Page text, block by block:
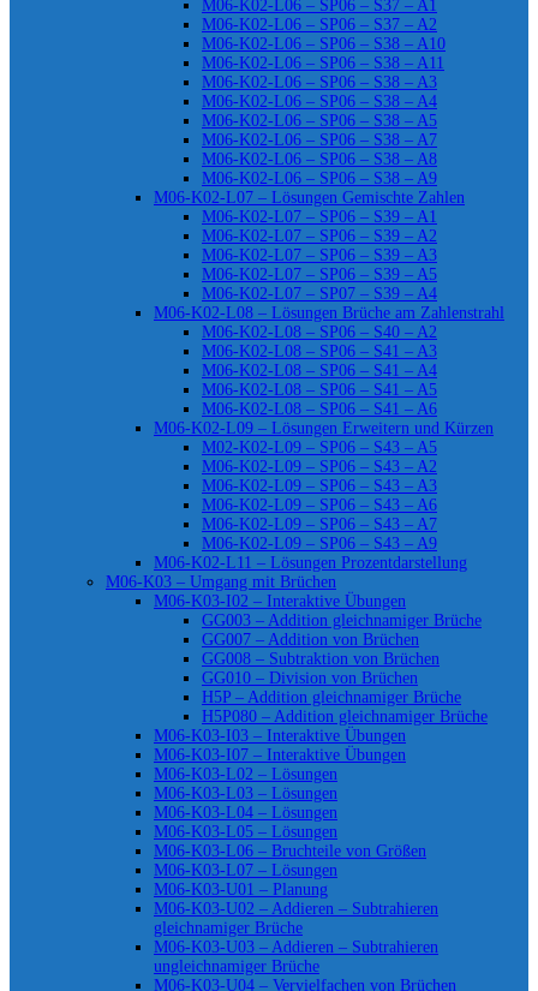
M06-K02-L06 – SP06 – S37 – A1
M06-K02-L06 – SP06 – S37 – A2
M06-K02-L06 – SP06 – S38 – A10
M06-K02-L06 – SP06 – S38 – A11
M06-K02-L06 – SP06 – S38 – A3
M06-K02-L06 – SP06 – S38 – A4
M06-K02-L06 – SP06 – S38 – A5
M06-K02-L06 – SP06 – S38 – A7
M06-K02-L06 – SP06 – S38 – A8
M06-K02-L06 – SP06 – S38 – A9
M06-K02-L07 – Lösungen Gemischte Zahlen
M06-K02-L07 – SP06 – S39 – A1
M06-K02-L07 – SP06 – S39 – A2
M06-K02-L07 – SP06 – S39 – A3
M06-K02-L07 – SP06 – S39 – A5
M06-K02-L07 – SP07 – S39 – A4
M06-K02-L08 – Lösungen Brüche am Zahlenstrahl
M06-K02-L08 – SP06 – S40 – A2
M06-K02-L08 – SP06 – S41 – A3
M06-K02-L08 – SP06 – S41 – A4
M06-K02-L08 – SP06 – S41 – A5
M06-K02-L08 – SP06 – S41 – A6
M06-K02-L09 – Lösungen Erweitern und Kürzen
M02-K02-L09 – SP06 – S43 – A5
M06-K02-L09 – SP06 – S43 – A2
M06-K02-L09 – SP06 – S43 – A3
M06-K02-L09 – SP06 – S43 – A6
M06-K02-L09 – SP06 – S43 – A7
M06-K02-L09 – SP06 – S43 – A9
M06-K02-L11 – Lösungen Prozentdarstellung
M06-K03 – Umgang mit Brüchen
M06-K03-I02 – Interaktive Übungen
GG003 – Addition gleichnamiger Brüche
GG007 – Addition von Brüchen
GG008 – Subtraktion von Brüchen
GG010 – Division von Brüchen
H5P – Addition gleichnamiger Brüche
H5P080 – Addition gleichnamiger Brüche
M06-K03-I03 – Interaktive Übungen
M06-K03-I07 – Interaktive Übungen
M06-K03-L02 – Lösungen
M06-K03-L03 – Lösungen
M06-K03-L04 – Lösungen
M06-K03-L05 – Lösungen
M06-K03-L06 – Bruchteile von Größen
M06-K03-L07 – Lösungen
M06-K03-U01 – Planung
M06-K03-U02 – Addieren – Subtrahieren
gleichnamiger Brüche
M06-K03-U03 – Addieren – Subtrahieren
ungleichnamiger Brüche
M06-K03-U04 – Vervielfachen von Brüchen